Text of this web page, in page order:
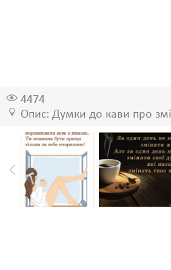
4474
Опис: Думки до кави про